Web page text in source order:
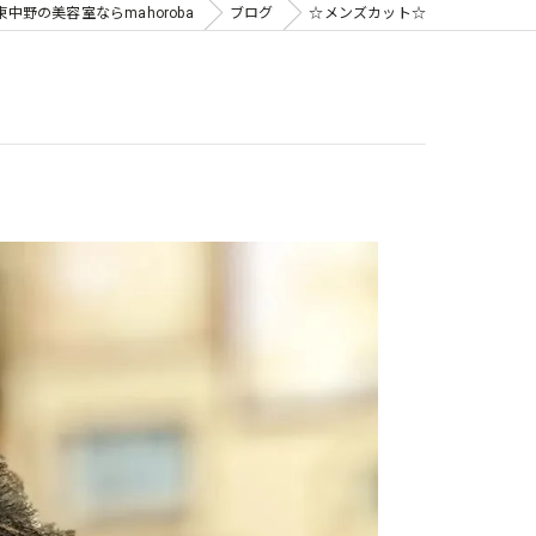
中野の美容室ならmahoroba ブログ ☆メンズカット☆